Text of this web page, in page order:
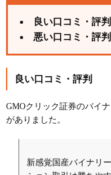
良い口コミ・評判
悪い口コミ・評判
良い口コミ・評判
GMOクリック証券のバイ
がありました。
新感覚国産バイナリ